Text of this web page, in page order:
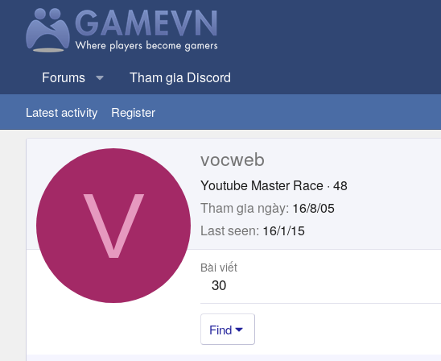
Forums Tham gia Discord
Latest activity Register
V
vocweb
Youtube Master Race · 48
Tham gia ngày 16/8/05
Last seen 16/1/15
Bài viết
30
Find